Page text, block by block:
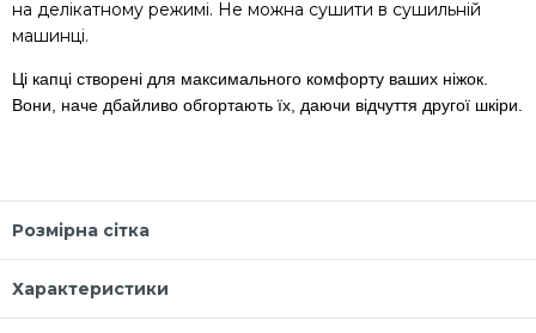
на делікатному режимі. Не можна сушити в сушильній
машинці.
Ці капці створені для максимального комфорту ваших ніжок.
Вони, наче дбайливо обгортають їх, даючи відчуття другої шкіри.
Розмірна сітка
Характеристики